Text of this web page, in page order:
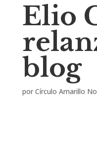
Elio
blog
por Círculo Amarillo